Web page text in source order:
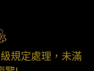
規定處理，未滿